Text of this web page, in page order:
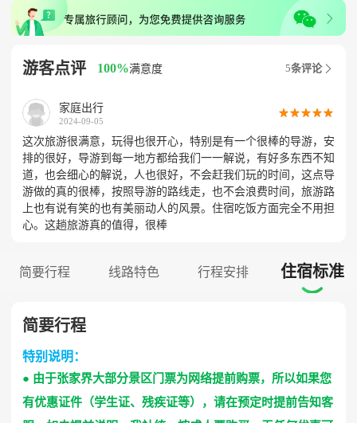
游客点评 100%满意度 5条评论
家庭出行
2024-09-05






这次旅游很满意，玩得也很开心，特别是有一个很棒的导游，安
排的很好，导游到每一地方都给我们一一解说，有好多东西不知
道，也会细心的解说，人也很好，不会赶我们玩的时间，这点导
游做的真的很棒，按照导游的路线走，也不会浪费时间，旅游路
上也有说有笑的也有美丽动人的风景。住宿吃饭方面完全不用担
心。这趟旅游真的值得，很棒
简要行程 线路特色 行程安排 住宿标准

简要行程
特别说明：
● 由于张家界大部分景区门票为网络提前购票，所以如果您
有优惠证件（学生证、残疾证等），请在预定时提前告知客